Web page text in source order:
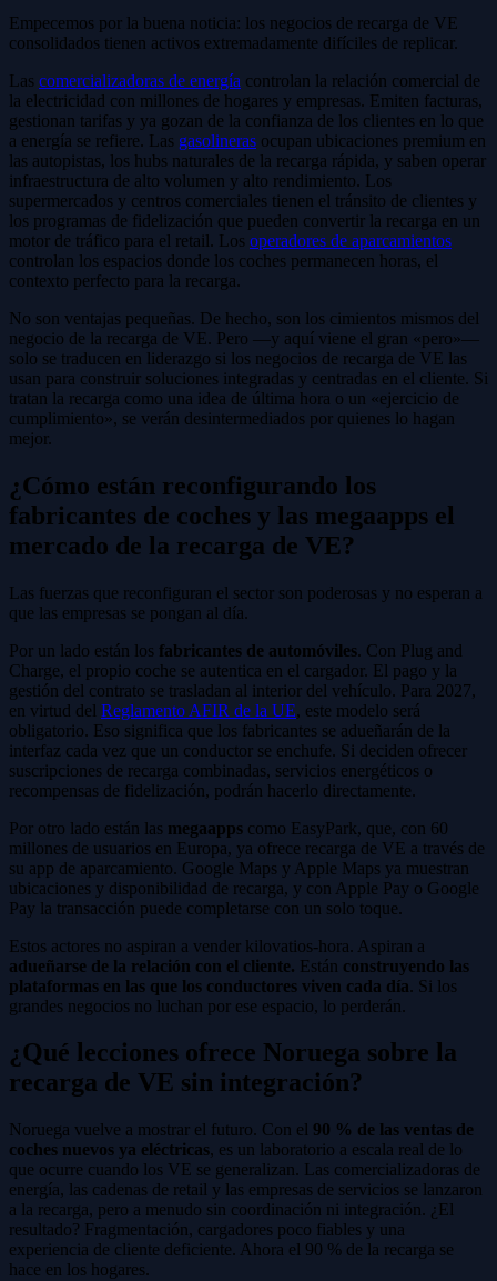
Empecemos por la buena noticia: los negocios de recarga de VE
consolidados tienen activos extremadamente difíciles de replicar.
Las comercializadoras de energía controlan la relación comercial de
la electricidad con millones de hogares y empresas. Emiten facturas,
gestionan tarifas y ya gozan de la confianza de los clientes en lo que
a energía se refiere. Las gasolineras ocupan ubicaciones premium en
las autopistas, los hubs naturales de la recarga rápida, y saben operar
infraestructura de alto volumen y alto rendimiento. Los
supermercados y centros comerciales tienen el tránsito de clientes y
los programas de fidelización que pueden convertir la recarga en un
motor de tráfico para el retail. Los operadores de aparcamientos
controlan los espacios donde los coches permanecen horas, el
contexto perfecto para la recarga.
No son ventajas pequeñas. De hecho, son los cimientos mismos del
negocio de la recarga de VE. Pero —y aquí viene el gran «pero»—
solo se traducen en liderazgo si los negocios de recarga de VE las
usan para construir soluciones integradas y centradas en el cliente. Si
tratan la recarga como una idea de última hora o un «ejercicio de
cumplimiento», se verán desintermediados por quienes lo hagan
mejor.
¿Cómo están reconfigurando los
fabricantes de coches y las megaapps el
mercado de la recarga de VE?
Las fuerzas que reconfiguran el sector son poderosas y no esperan a
que las empresas se pongan al día.
Por un lado están los fabricantes de automóviles. Con Plug and
Charge, el propio coche se autentica en el cargador. El pago y la
gestión del contrato se trasladan al interior del vehículo. Para 2027,
en virtud del Reglamento AFIR de la UE, este modelo será
obligatorio. Eso significa que los fabricantes se adueñarán de la
interfaz cada vez que un conductor se enchufe. Si deciden ofrecer
suscripciones de recarga combinadas, servicios energéticos o
recompensas de fidelización, podrán hacerlo directamente.
Por otro lado están las megaapps como EasyPark, que, con 60
millones de usuarios en Europa, ya ofrece recarga de VE a través de
su app de aparcamiento. Google Maps y Apple Maps ya muestran
ubicaciones y disponibilidad de recarga, y con Apple Pay o Google
Pay la transacción puede completarse con un solo toque.
Estos actores no aspiran a vender kilovatios-hora. Aspiran a
adueñarse de la relación con el cliente. Están construyendo las
plataformas en las que los conductores viven cada día. Si los
grandes negocios no luchan por ese espacio, lo perderán.
¿Qué lecciones ofrece Noruega sobre la
recarga de VE sin integración?
Noruega vuelve a mostrar el futuro. Con el 90 % de las ventas de
coches nuevos ya eléctricas, es un laboratorio a escala real de lo
que ocurre cuando los VE se generalizan. Las comercializadoras de
energía, las cadenas de retail y las empresas de servicios se lanzaron
a la recarga, pero a menudo sin coordinación ni integración. ¿El
resultado? Fragmentación, cargadores poco fiables y una
experiencia de cliente deficiente. Ahora el 90 % de la recarga se
hace en los hogares.